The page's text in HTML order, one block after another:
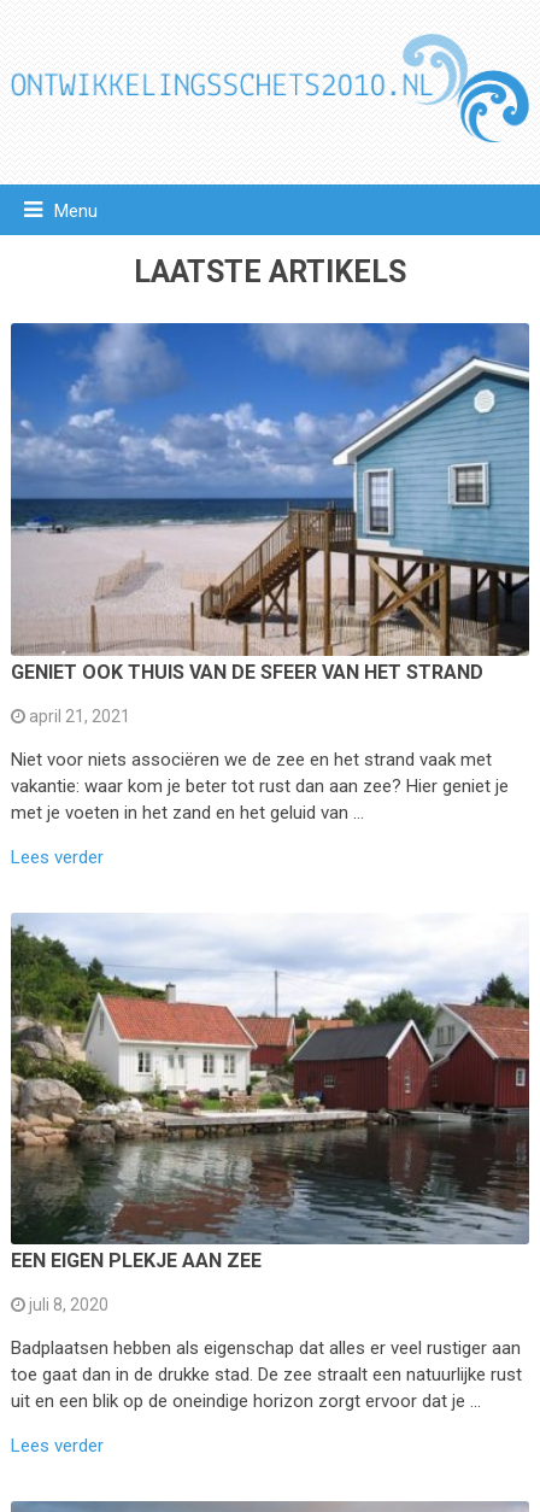
Menu
LAATSTE ARTIKELS
GENIET OOK THUIS VAN DE SFEER VAN HET STRAND
april 21, 2021
Niet voor niets associëren we de zee en het strand vaak met
vakantie: waar kom je beter tot rust dan aan zee? Hier geniet je
met je voeten in het zand en het geluid van …
Lees verder
EEN EIGEN PLEKJE AAN ZEE
juli 8, 2020
Badplaatsen hebben als eigenschap dat alles er veel rustiger aan
toe gaat dan in de drukke stad. De zee straalt een natuurlijke rust
uit en een blik op de oneindige horizon zorgt ervoor dat je …
Lees verder